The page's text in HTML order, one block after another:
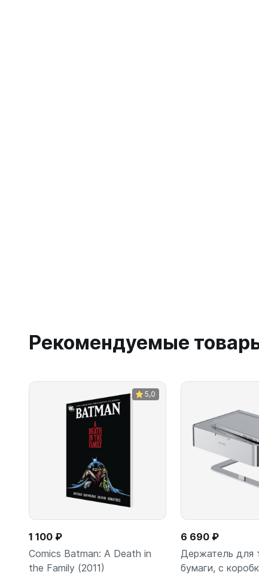
Рекомендуемые
5,0
1 100 ₽
Comics Batman: A Death in
the Family (2011)
6 690 ₽
Держатель для
бумаги, с